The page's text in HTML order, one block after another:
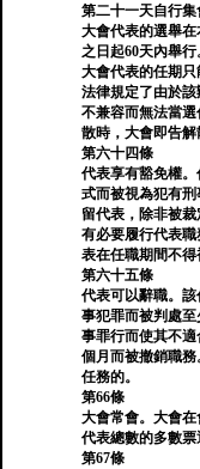
第二十一天自行集
大會代表的選舉
之日起60天內舉行
大會代表的任期只
法律規定了由於
不兼容而無法當
散時，大會即告解
第六十四條
代表享有豁免權
式而被視為犯有
留代表，除非被
有必要履行代表
表在任職期間不得
第六十五條
代表可以辭職。
事犯罪而被判處
事罪行而使其不
個月而被撤銷職
任務的。
第66條
大會常會。大會
代表總數的多數票
第67條